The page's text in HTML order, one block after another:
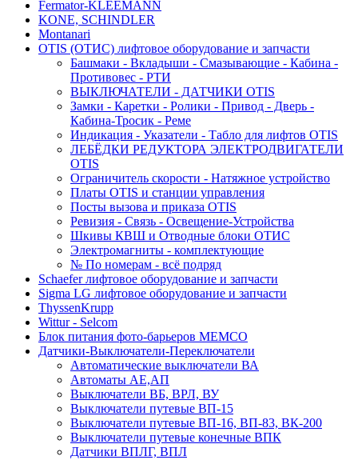
Fermator-KLEEMANN
KONE, SCHINDLER
Montanari
OTIS (ОТИС) лифтовое оборудование и запчасти
Башмаки - Вкладыши - Смазывающие - Кабина -
Противовес - РТИ
ВЫКЛЮЧАТЕЛИ - ДАТЧИКИ OTIS
Замки - Каретки - Ролики - Привод - Дверь -
Кабина-Тросик - Реме
Индикация - Указатели - Табло для лифтов OTIS
ЛЕБЁДКИ РЕДУКТОРА ЭЛЕКТРОДВИГАТЕЛИ
OTIS
Ограничитель скорости - Натяжное устройство
Платы OTIS и станции управления
Посты вызова и приказа OTIS
Ревизия - Связь - Освещение-Устройства
Шкивы КВШ и Отводные блоки ОТИС
Электромагниты - комплектующие
№ По номерам - всё подряд
Schaefer лифтовое оборудование и запчасти
Sigma LG лифтовое оборудование и запчасти
ThyssenKrupp
Wittur - Selcom
Блок питания фото-барьеров MEMCO
Датчики-Выключатели-Переключатели
Автоматические выключатели ВА
Автоматы АЕ,АП
Выключатели ВБ, ВРЛ, ВУ
Выключатели путевые ВП-15
Выключатели путевые ВП-16, ВП-83, ВК-200
Выключатели путевые конечные ВПК
Датчики ВПЛГ, ВПЛ